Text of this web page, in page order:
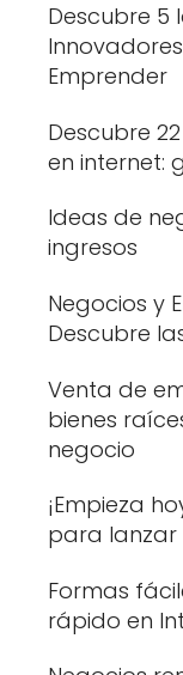
Descubre 5
Emprender
Descubre
en internet:
Ideas de
ingresos
Negocios y
Descubre
Venta de
bienes
negocio
¡Empieza
para lanzar
Formas
rápido en